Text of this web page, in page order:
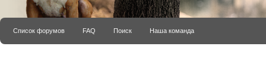
Список форумов FAQ Поиск Наша команда